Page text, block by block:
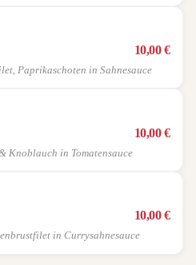
10,00€
Paprikaschoten in Sahnesauce
10,00€
Knoblauch in Tomatensauce
10,00€
in Currysahnesauce